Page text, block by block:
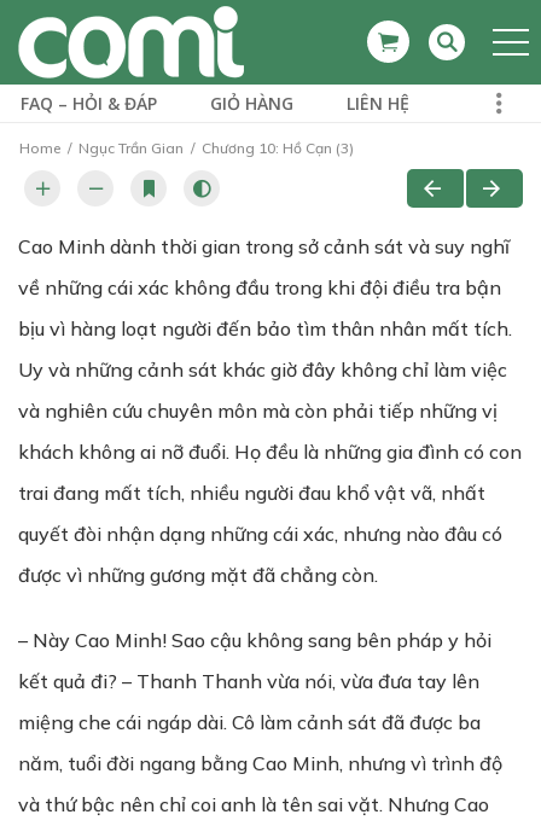
FAQ – HỎI & ĐÁP GIỎ HÀNG LIÊN HỆ
Home Ngục Trần Gian Chương 10: Hồ Cạn (3)
Cao Minh dành thời gian trong sở cảnh sát và suy nghĩ
về những cái xác không đầu trong khi đội điều tra bận
bịu vì hàng loạt người đến bảo tìm thân nhân mất tích.
Uy và những cảnh sát khác giờ đây không chỉ làm việc
và nghiên cứu chuyên môn mà còn phải tiếp những vị
khách không ai nỡ đuổi. Họ đều là những gia đình có con
trai đang mất tích, nhiều người đau khổ vật vã, nhất
quyết đòi nhận dạng những cái xác, nhưng nào đâu có
được vì những gương mặt đã chẳng còn.
– Này Cao Minh! Sao cậu không sang bên pháp y hỏi
kết quả đi? – Thanh Thanh vừa nói, vừa đưa tay lên
miệng che cái ngáp dài. Cô làm cảnh sát đã được ba
năm, tuổi đời ngang bằng Cao Minh, nhưng vì trình độ
và thứ bậc nên chỉ coi anh là tên sai vặt. Nhưng Cao